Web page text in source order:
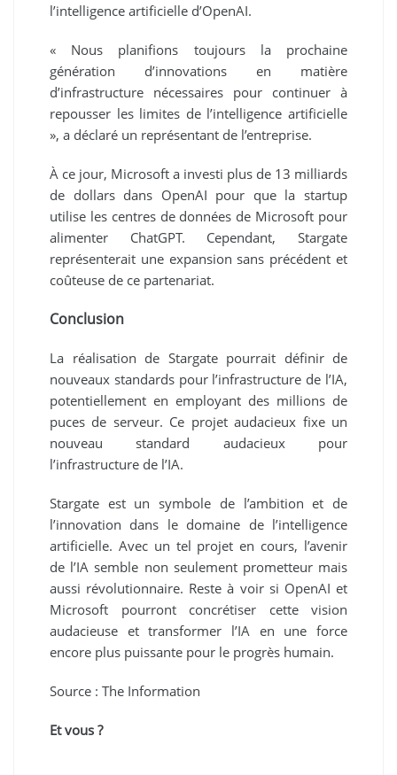
l’intelligence artificielle d’OpenAI.
« Nous planifions toujours la prochaine
génération d’innovations en matière
d’infrastructure nécessaires pour continuer à
repousser les limites de l’intelligence artificielle
», a déclaré un représentant de l’entreprise.
À ce jour, Microsoft a investi plus de 13 milliards
de dollars dans OpenAI pour que la startup
utilise les centres de données de Microsoft pour
alimenter ChatGPT. Cependant, Stargate
représenterait une expansion sans précédent et
coûteuse de ce partenariat.
Conclusion
La réalisation de Stargate pourrait définir de
nouveaux standards pour l’infrastructure de l’IA,
potentiellement en employant des millions de
puces de serveur. Ce projet audacieux fixe un
nouveau standard audacieux pour
l’infrastructure de l’IA.
Stargate est un symbole de l’ambition et de
l’innovation dans le domaine de l’intelligence
artificielle. Avec un tel projet en cours, l’avenir
de l’IA semble non seulement prometteur mais
aussi révolutionnaire. Reste à voir si OpenAI et
Microsoft pourront concrétiser cette vision
audacieuse et transformer l’IA en une force
encore plus puissante pour le progrès humain.
Source : The Information
Et vous ?